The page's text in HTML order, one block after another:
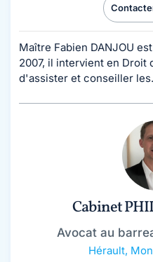
Maître Fabien DANJOU
2007, il intervient en Droit
d'assister et conseiller
Cabinet
Avocat au
Hérault,